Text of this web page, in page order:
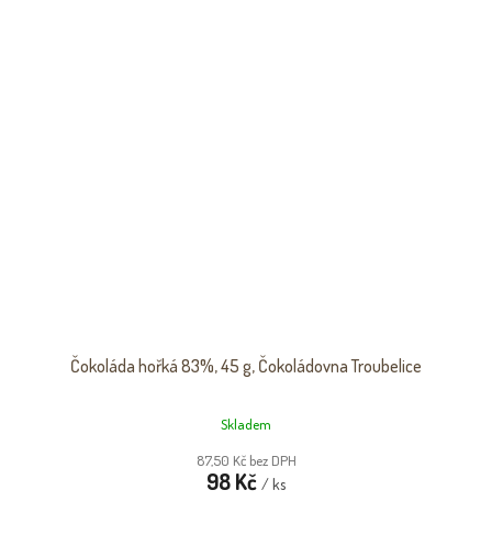
Čokoláda hořká 83%, 45 g, Čokoládovna Troubelice
Skladem
87,50 Kč bez DPH
98 Kč / ks